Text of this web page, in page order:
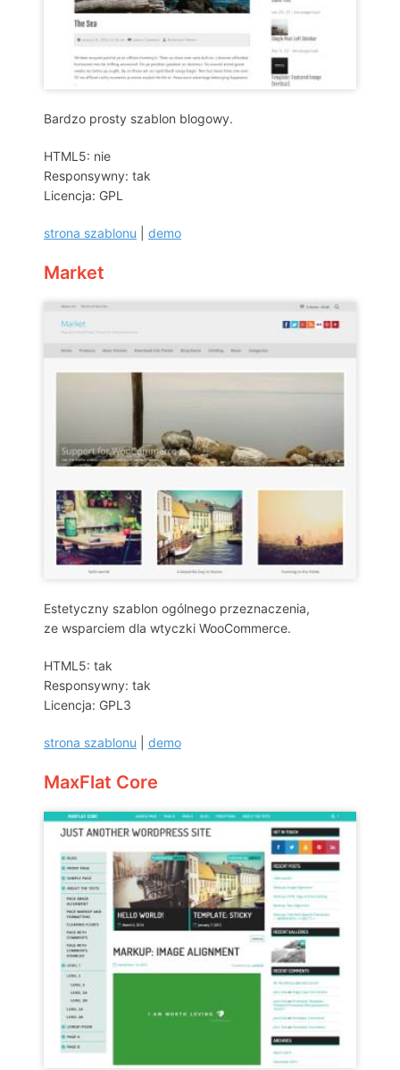
Bardzo prosty szablon blogowy.
HTML5: nie
Responsywny: tak
Licencja: GPL
strona szablonu demo
Market
Estetyczny szablon ogólnego przeznaczenia,
ze wsparciem dla wtyczki WooCommerce.
HTML5: tak
Responsywny: tak
Licencja: GPL3
strona szablonu demo
MaxFlat Core